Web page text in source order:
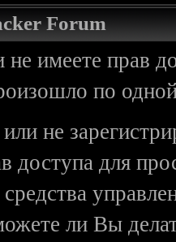
Forum
имеете прав
по
не
доступа для
средства
ли Вы